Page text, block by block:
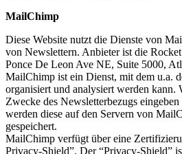
MailChimp
Diese Website nutzt die Dienste von
von Newslettern. Anbieter ist die
Ponce De Leon Ave NE, Suite 5000,
MailChimp ist ein Dienst, mit dem u.a.
organisiert und analysiert werden kann.
Zwecke des Newsletterbezugs
werden diese auf den Servern von
gespeichert.
MailChimp verfügt über eine
Privacy-Shield”. Der “Privacy-Shield”